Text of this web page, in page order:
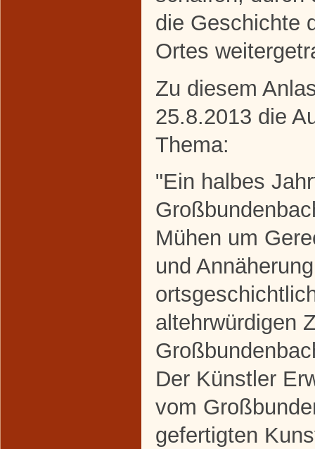
die Geschichte
Ortes
Zu diesem
25.8.2013 die
Thema:
"Ein halbes
Mühen um
und
altehrwürdigen
Der Künstler
vom
gefertigten